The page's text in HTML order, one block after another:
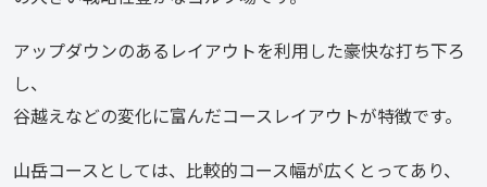
アップダウンのあるレイアウトを利用した豪快な打ち下ろ
し、
谷越えなどの変化に富んだコースレイアウトが特徴です。
山岳コースとしては、比較的コース幅が広くとってあり、